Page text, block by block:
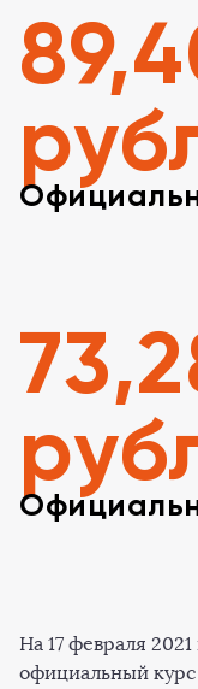
На 17 февраля
официальный курс